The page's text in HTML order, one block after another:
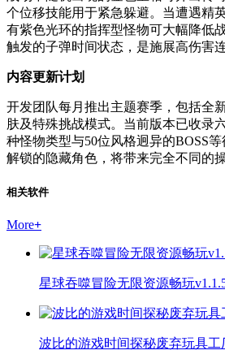
个位移技能用于紧急躲避。当遭遇精
有紫色光环的指挥型怪物可大幅降低
触发的子弹时间状态，是施展高伤害
内容更新计划
开发团队每月推出主题赛季，包括全
肤及特殊挑战模式。当前版本已收录
种怪物类型与50位风格迥异的BOSS
解锁的隐藏角色，将带来完全不同的
相关软件
More+
星球吞噬冒险无限资源畅玩
波比的游戏时间探秘废弃玩具工